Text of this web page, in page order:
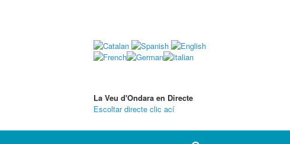
La Veu d'Ondara en Directe
Escoltar directe clic ací